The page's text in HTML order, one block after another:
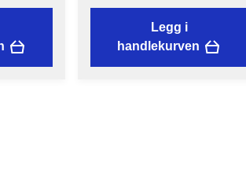
Legg i
handlekurven